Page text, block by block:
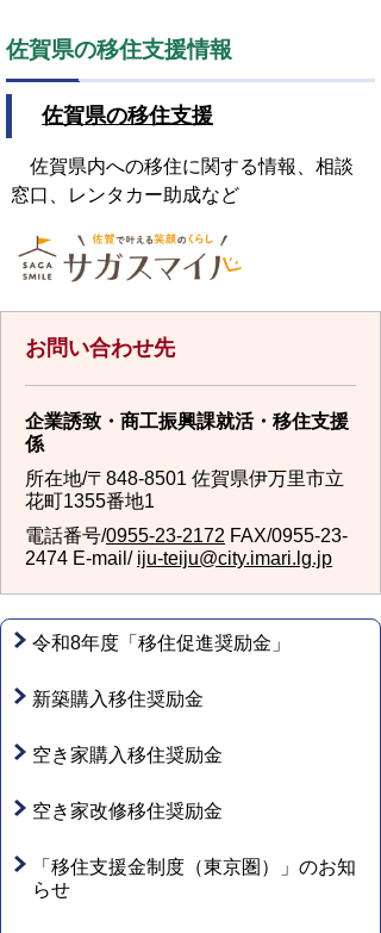
佐賀県の移住支援情報
佐賀県の移住支援
佐賀県内への移住に関する情報、相談
窓口、レンタカー助成など
お問い合わせ先
企業誘致・商工振興課就活・移住支援
係
所在地/〒848-8501 佐賀県伊万里市立
花町1355番地1
電話番号/0955-23-2172 FAX/0955-23-
2474 E-mail/ iju-teiju@city.imari.lg.jp
令和8年度「移住促進奨励金」
新築購入移住奨励金
空き家購入移住奨励金
空き家改修移住奨励金
「移住支援金制度（東京圏）」のお知
らせ